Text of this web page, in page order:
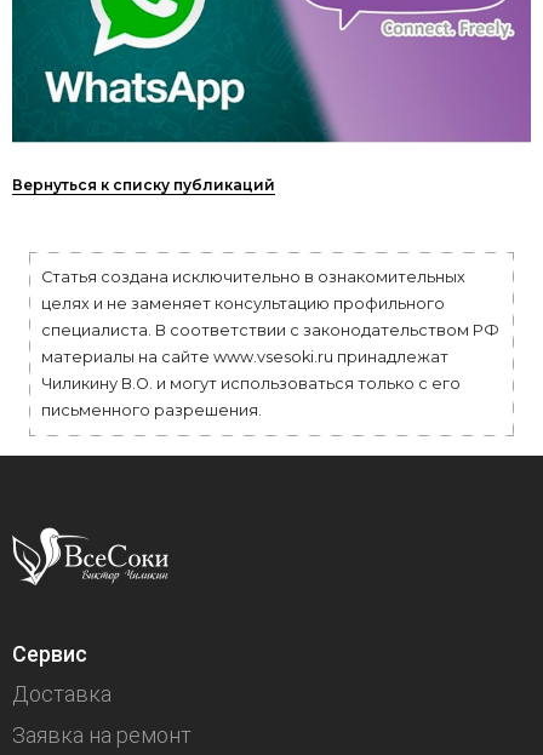
Вернуться к списку публикаций
Статья создана исключительно в ознакомительных
целях и не заменяет консультацию профильного
специалиста. В соответствии с законодательством РФ
материалы на сайте www.vsesoki.ru принадлежат
Чиликину В.О. и могут использоваться только с его
письменного разрешения.
Сервис
Доставка
Заявка на ремонт